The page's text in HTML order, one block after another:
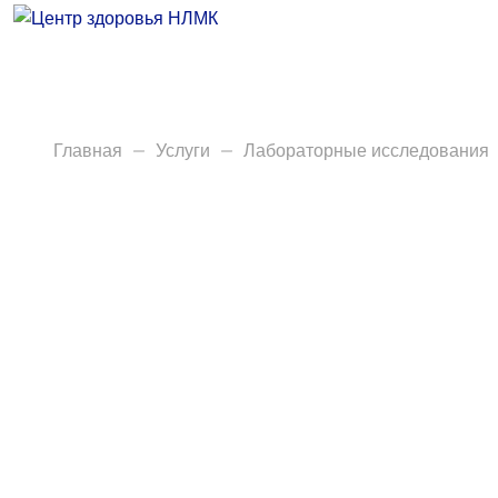
Анализы
Главная Услуги Лабораторные исследования